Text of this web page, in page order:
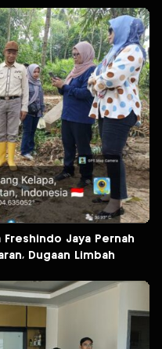
Freshindo Jaya Pernah
Dugaan Limbah